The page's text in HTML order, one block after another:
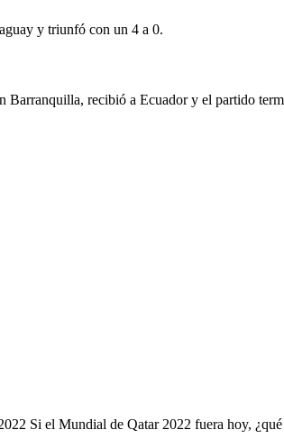
y triunfó con un 4 a 0.
Barranquilla, recibió a Ecuador y el partido
Si el Mundial de Qatar 2022 fuera hoy,